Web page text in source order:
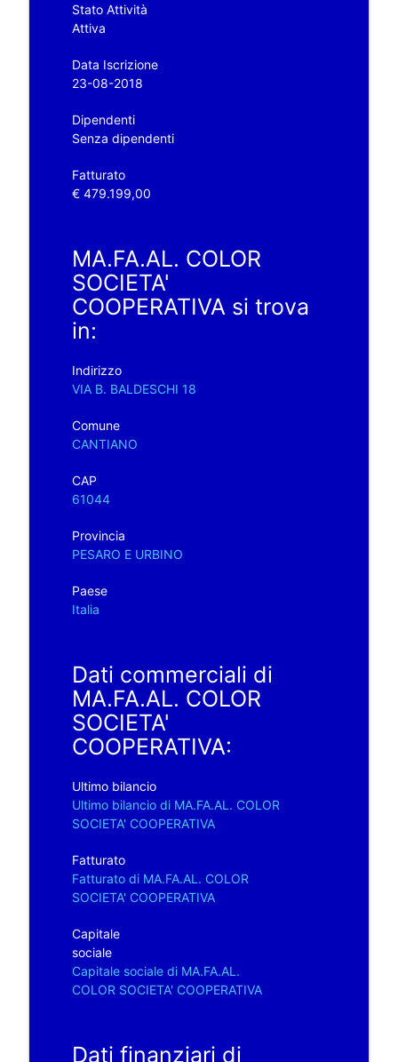
Stato Attività
Attiva
Data Iscrizione
23-08-2018
Dipendenti
Senza dipendenti
Fatturato
€ 479.199,00
MA.FA.AL. COLOR
SOCIETA'
COOPERATIVA si trova
in:
Indirizzo
VIA B. BALDESCHI 18
Comune
CANTIANO
CAP
61044
Provincia
PESARO E URBINO
Paese
Italia
Dati commerciali di
MA.FA.AL. COLOR
SOCIETA'
COOPERATIVA:
Ultimo bilancio
Ultimo bilancio di MA.FA.AL. COLOR
SOCIETA' COOPERATIVA
Fatturato
Fatturato di MA.FA.AL. COLOR
SOCIETA' COOPERATIVA
Capitale
sociale
Capitale sociale di MA.FA.AL.
COLOR SOCIETA' COOPERATIVA
Dati finanziari di